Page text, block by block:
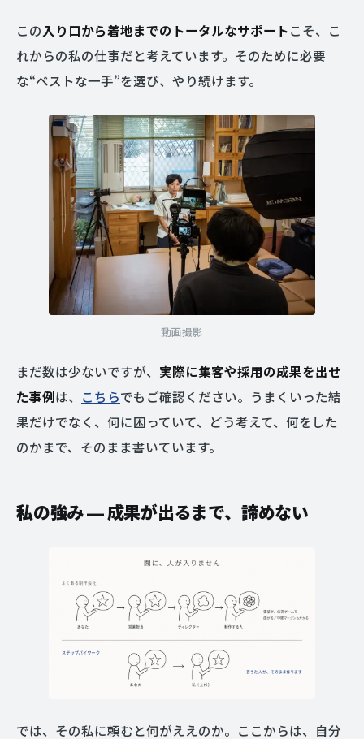
この入り口から着地までのトータルなサポートこそ、こ
れからの私の仕事だと考えています。そのために必要
な“ベストな一手”を選び、やり続けます。
動画撮影
まだ数は少ないですが、 実際に集客や採用の成果を出せ
た事例は、 こちらでもご確認ください。うまくいった結
果だけでなく、何に困っていて、どう考えて、何をした
のかまで、そのまま書いています。
私の強み — 成果が出るまで、諦めない
では、その私に頼むと何がええのか。ここからは、自分